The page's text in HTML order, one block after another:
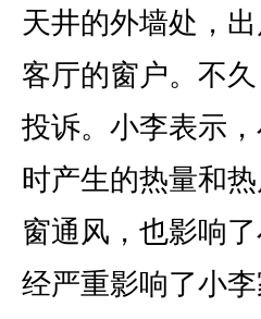
天井的外墙处，
客厅的窗户。不
投诉。小李表示
时产生的热量和
窗通风，也影响
经严重影响了小